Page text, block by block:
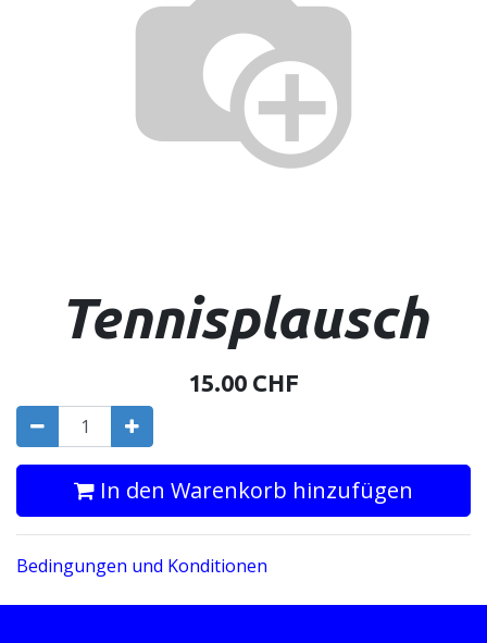
Tennisplausch
15.00 CHF
In den Warenkorb hinzufügen
Bedingungen und Konditionen